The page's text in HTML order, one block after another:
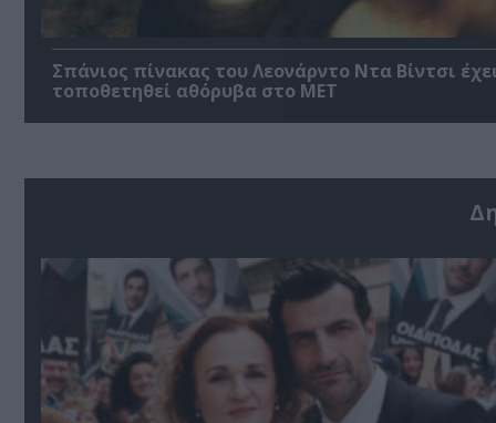
Σπάνιος πίνακας του Λεονάρντο Ντα Βίντσι
τοποθετηθεί αθόρυβα στο MET